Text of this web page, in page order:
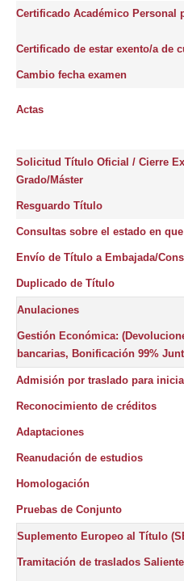
Certificado Académico Personal
Certificado de estar exento/a de
Cambio fecha examen
Solicitud Título Oficial / Cierre
Grado/Máster
Resguardo Título
Consultas sobre el estado en
Envío de Título a Embajada/
Duplicado de Título
Anulaciones
Gestión Económica:
bancarias, Bonificación 99%
Admisión por traslado para
Reconocimiento de créditos
Adaptaciones
Reanudación de estudios
Homologación
Pruebas de Conjunto
Suplemento Europeo al Título
Tramitación de traslados